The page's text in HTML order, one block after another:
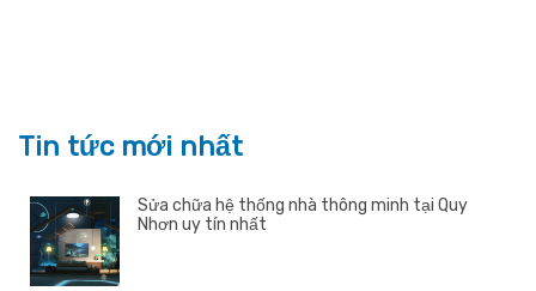
Tin tức mới nhất
Sửa chữa hệ thống nhà thông minh tại Quy
Nhơn uy tín nhất